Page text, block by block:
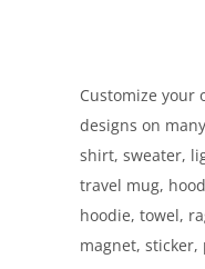
Customize your
designs on
shirt, sweater,
travel mug,
hoodie, towel,
magnet,